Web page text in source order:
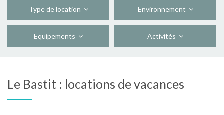
Type de location Environnement
Equipements Activités
Le Bastit : locations de vacances